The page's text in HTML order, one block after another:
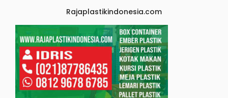
Rajaplastikindonesia.com